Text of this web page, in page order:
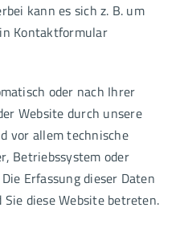
kann es sich z. B. um
Kontaktformular
oder nach Ihrer
Website durch unsere
vor allem technische
Betriebssystem oder
Erfassung dieser Daten
diese Website betreten.